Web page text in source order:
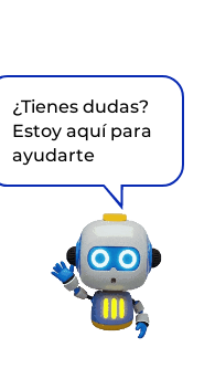
¿Tienes dudas?
Estoy aquí para
ayudarte